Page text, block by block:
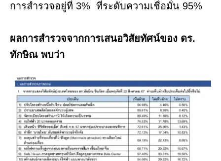
การสำรวจอยู่ที่ 3% ที่ระดับความเชื่อมั่น 95%
ผลการสำรวจจากการเสนอวิสัยทัศน์ของ ดร.
ทักษิณ พบว่า